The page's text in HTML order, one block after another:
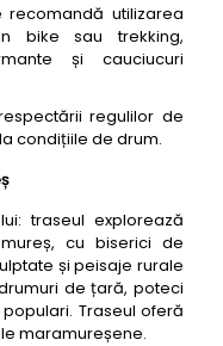
utilizarea
bike sau trekking,
și cauciucuri
regulilor de
condițiile de drum.
traseul explorează
cu biserici de
și peisaje rurale
de țară, poteci
Traseul oferă
maramureșene.